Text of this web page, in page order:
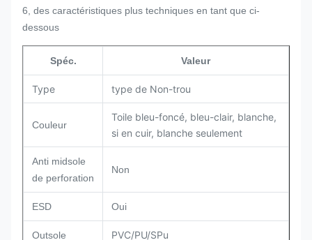
6, des caractéristiques plus techniques en tant que ci-
dessous
Spéc. Valeur
Type type de Non-trou
Couleur
Toile bleu-foncé, bleu-clair, blanche,
si en cuir, blanche seulement
Anti midsole
de perforation
Non
ESD Oui
Outsole PVC/PU/SPu